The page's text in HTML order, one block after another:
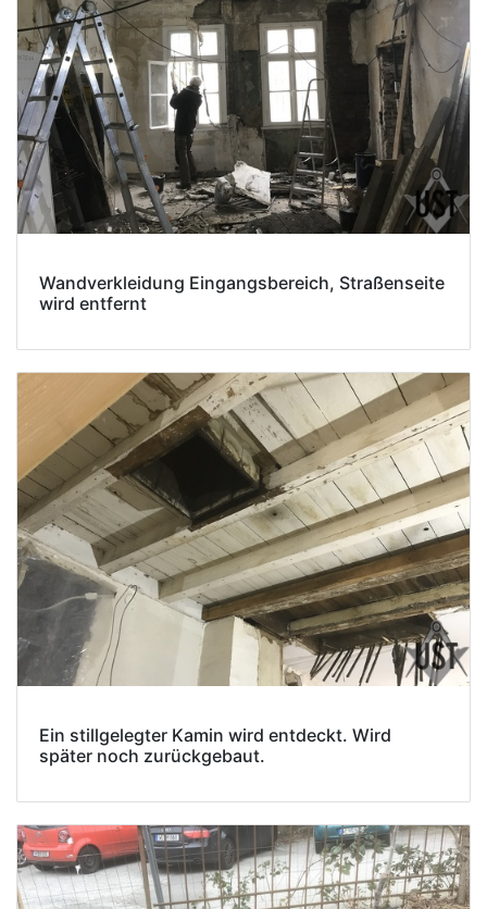
Wandverkleidung Eingangsbereich, Straßenseite
wird entfernt
Ein stillgelegter Kamin wird entdeckt. Wird
später noch zurückgebaut.